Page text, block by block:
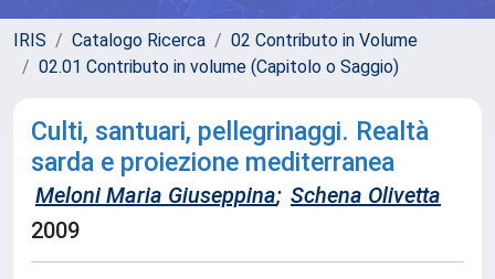
IRIS Catalogo Ricerca
02 Contributo in Volume
02.01 Contributo in volume (Capitolo o Saggio)
Culti, santuari, pellegrinaggi. Realtà
sarda e proiezione mediterranea
Meloni Maria Giuseppina; Schena Olivetta
2009